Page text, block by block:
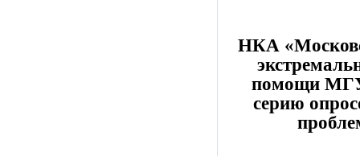
НКА
помощи
серию